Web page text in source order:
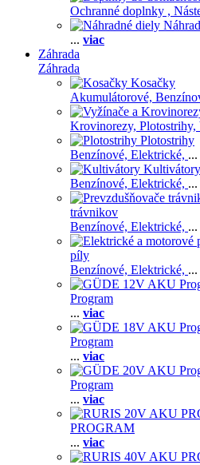
Ochranné doplnky ,
... viac
Záhrada
Záhrada
Kosačky
Akumulátorové,
Krovinorezy, Plotostrihy,
Plotostrihy
Benzínové, Elektrické, ...
Kultivátory
Benzínové, Elektrické, ...
trávnikov
Benzínové, Elektrické, ...
píly
Benzínové, Elektrické, ...
Program
... viac
Program
... viac
Program
... viac
PROGRAM
... viac